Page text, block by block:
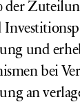
der
und
bei
an